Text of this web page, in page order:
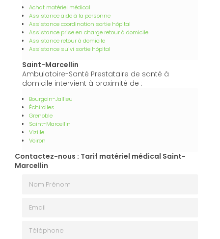
Achat matériel médical
Assistance aide à la personne
Assistance coordination sortie hôpital
Assistance prise en charge retour à domicile
Assistance retour à domicile
Assistance suivi sortie hôpital
Saint-Marcellin
Ambulatoire-Santé Prestataire de santé à
domicile intervient à proximité de :
Bourgoin-Jallieu
Échirolles
Grenoble
Saint-Marcellin
Vizille
Voiron
Contactez-nous : Tarif matériel médical Saint-
Marcellin